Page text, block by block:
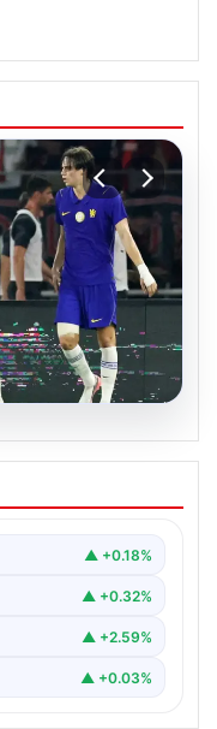
Hazırlık
Milan'ı 3-0▲ +0.18%
▲ +0.32%
▲ +2.59%
▲ +0.03%